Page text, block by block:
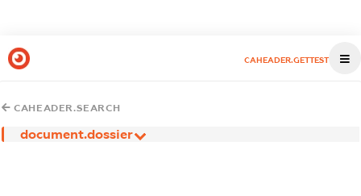
CAHEADER.GETTEST
CAHEADER.SEARCH
document.dossier